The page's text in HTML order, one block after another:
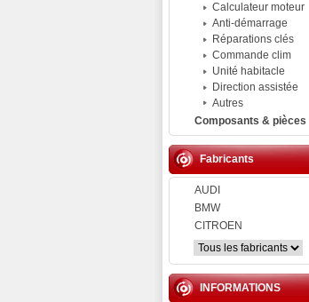
Calculateur moteur
Anti-démarrage
Réparations clés
Commande clim
Unité habitacle
Direction assistée
Autres
Composants & pièces
Fabricants
AUDI
BMW
CITROEN
INFORMATIONS